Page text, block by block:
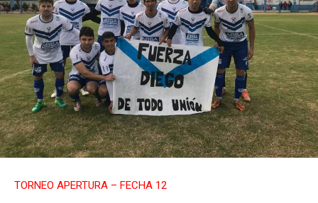
TORNEO APERTURA – FECHA 12